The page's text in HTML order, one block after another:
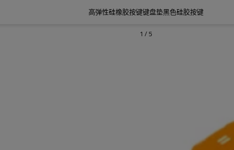
高弹性硅橡胶按键键盘垫黑色硅胶按键
1 / 5